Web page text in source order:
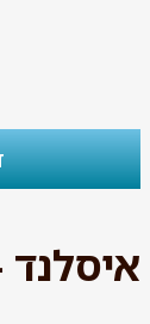
איסלנד